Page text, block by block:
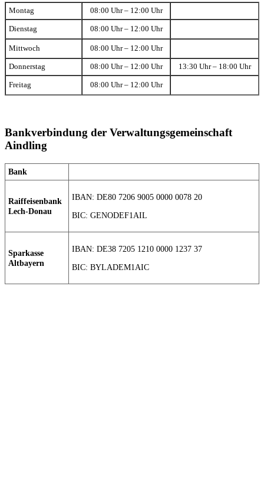
Montag 08:00 Uhr – 12:00 Uhr
Dienstag 08:00 Uhr – 12:00 Uhr
Mittwoch 08:00 Uhr – 12:00 Uhr
Donnerstag 08:00 Uhr – 12:00 Uhr 13:30 Uhr – 18:00 Uhr
Freitag 08:00 Uhr – 12:00 Uhr
Bankverbindung der Verwaltungsgemeinschaft
Aindling
Bank
Raiffeisenbank
Lech-Donau
IBAN: DE80 7206 9005 0000 0078 20
BIC: GENODEF1AIL
Sparkasse
Altbayern
IBAN: DE38 7205 1210 0000 1237 37
BIC: BYLADEM1AIC